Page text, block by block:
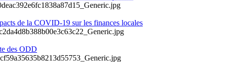
de la COVID-19 sur les finances locales
des ODD